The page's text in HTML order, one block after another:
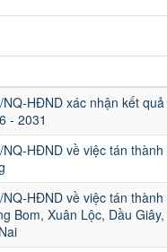
HĐND xác nhận kết
- 2031
NQ-HĐND về việc tán
HĐND về việc tán
Bom, Xuân Lộc, Dầu